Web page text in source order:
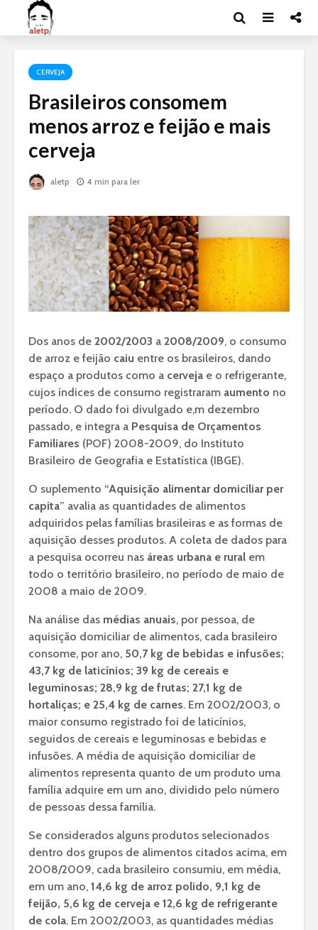
CERVEJA
Brasileiros consomem
menos arroz e feijão e mais
cerveja
aletp 4 min para ler
Dos anos de 2002/2003 a 2008/2009, o consumo
de arroz e feijão caiu entre os brasileiros, dando
espaço a produtos como a cerveja e o refrigerante,
cujos índices de consumo registraram aumento no
período. O dado foi divulgado e,m dezembro
passado, e integra a Pesquisa de Orçamentos
Familiares (POF) 2008-2009, do Instituto
Brasileiro de Geografia e Estatística (IBGE).
O suplemento “Aquisição alimentar domiciliar per
capita” avalia as quantidades de alimentos
adquiridos pelas famílias brasileiras e as formas de
aquisição desses produtos. A coleta de dados para
a pesquisa ocorreu nas áreas urbana e rural em
todo o território brasileiro, no período de maio de
2008 a maio de 2009.
Na análise das médias anuais, por pessoa, de
aquisição domiciliar de alimentos, cada brasileiro
consome, por ano, 50,7 kg de bebidas e infusões;
43,7 kg de laticínios; 39 kg de cereais e
leguminosas; 28,9 kg de frutas; 27,1 kg de
hortaliças; e 25,4 kg de carnes. Em 2002/2003, o
maior consumo registrado foi de laticínios,
seguidos de cereais e leguminosas e bebidas e
infusões. A média de aquisição domiciliar de
alimentos representa quanto de um produto uma
família adquire em um ano, dividido pelo número
de pessoas dessa família.
Se considerados alguns produtos selecionados
dentro dos grupos de alimentos citados acima, em
2008/2009, cada brasileiro consumiu, em média,
em um ano, 14,6 kg de arroz polido, 9,1 kg de
feijão, 5,6 kg de cerveja e 12,6 kg de refrigerante
de cola. Em 2002/2003, as quantidades médias